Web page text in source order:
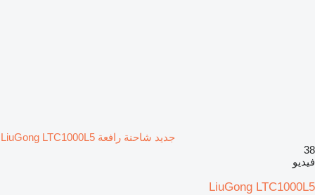
جديد شاحنة رافعة LiuGong LTC1000L5
38
فيديو
LiuGong LTC1000L5